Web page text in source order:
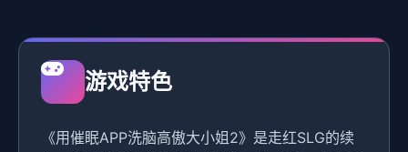
游戏特色
《用催眠APP洗脑高傲大小姐2》是走红SLG的续